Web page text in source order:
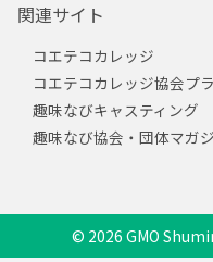
関連サイト
コエテコカレッジ
コエテコカレッジ協会プ
趣味なびキャスティング
趣味なび協会・団体マガ
© 2026 GMO